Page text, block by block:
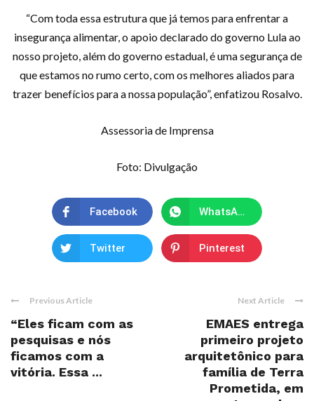
“Com toda essa estrutura que já temos para enfrentar a
insegurança alimentar, o apoio declarado do governo Lula ao
nosso projeto, além do governo estadual, é uma segurança de
que estamos no rumo certo, com os melhores aliados para
trazer benefícios para a nossa população”, enfatizou Rosalvo.
Assessoria de Imprensa
Foto: Divulgação
Facebook WhatsApp
Twitter Pinterest
Previous Article
“Eles ficam com as
pesquisas e nós
ficamos com a
vitória. Essa ...
Next Article
EMAES entrega
primeiro projeto
arquitetônico para
família de Terra
Prometida, em